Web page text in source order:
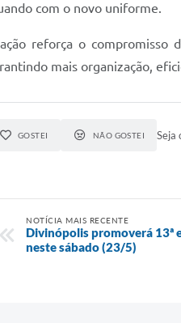
com o novo uniforme.
reforça o compromisso
mais organização,
GOSTEI NÃO GOSTEI Seja
NOTÍCIA MAIS RECENTE
Divinópolis promoverá 13ª
neste sábado (23/5)